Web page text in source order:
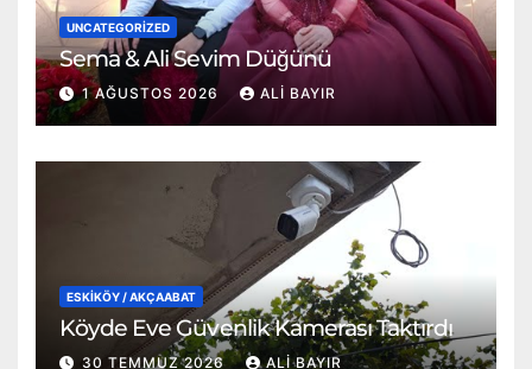
UNCATEGORIZED
Sema & Ali Sevim Düğünü
1 AĞUSTOS 2026 ALI BAYIR
ESKİKÖY / AKÇAABAT
Köyde Eve Güvenlik Kamerası Taktırdı
30 TEMMUZ 2026 ALI BAYIR